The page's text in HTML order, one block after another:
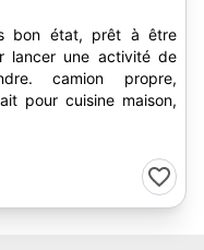
état, prêt à être
lancer une activité de
camion propre,
pour cuisine maison,